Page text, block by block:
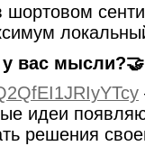
шортовом
у вас мысли?🤝
идеи
решения